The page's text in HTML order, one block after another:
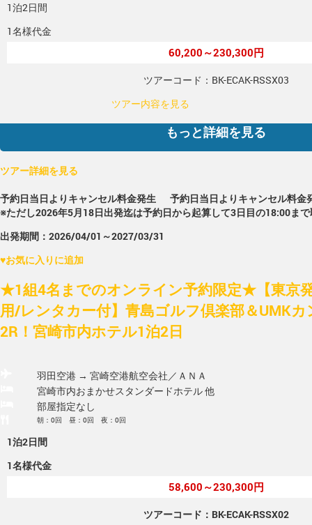
1泊2日間
1名様代金
60,200～230,300円
ツアーコード：BK-ECAK-RSSX03
ツアー内容を見る
もっと詳細を見る
ツアー詳細を見る
予約日当日よりキャンセル料金発生
予約日当日よりキャンセル料金
※ただし2026年5月18日出発迄は予約日から起算して3日目の18:00ま
出発期間：2026/04/01～2027/03/31
♥お気に入りに追加
★1組4名までのオンライン予約限定★【東京
用/レンタカー付】青島ゴルフ倶楽部＆UMK
2R！宮崎市内ホテル1泊2日
羽田空港 → 宮崎空港航空会社／ＡＮＡ
宮崎市内おまかせスタンダードホテル 他
部屋指定なし
朝：0回 昼：0回 夜：0回
1泊2日間
1名様代金
58,600～230,300円
ツアーコード：BK-ECAK-RSSX02